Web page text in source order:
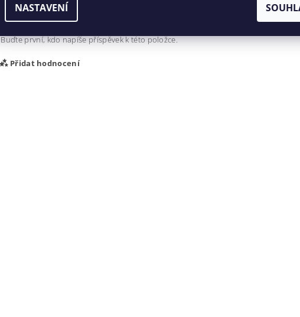
Buďte první, kdo napíše příspěvek k této položce.
Buďte první, kdo napíše příspěvek k této položce.
Přidat hodnocení
NASTAVENÍ